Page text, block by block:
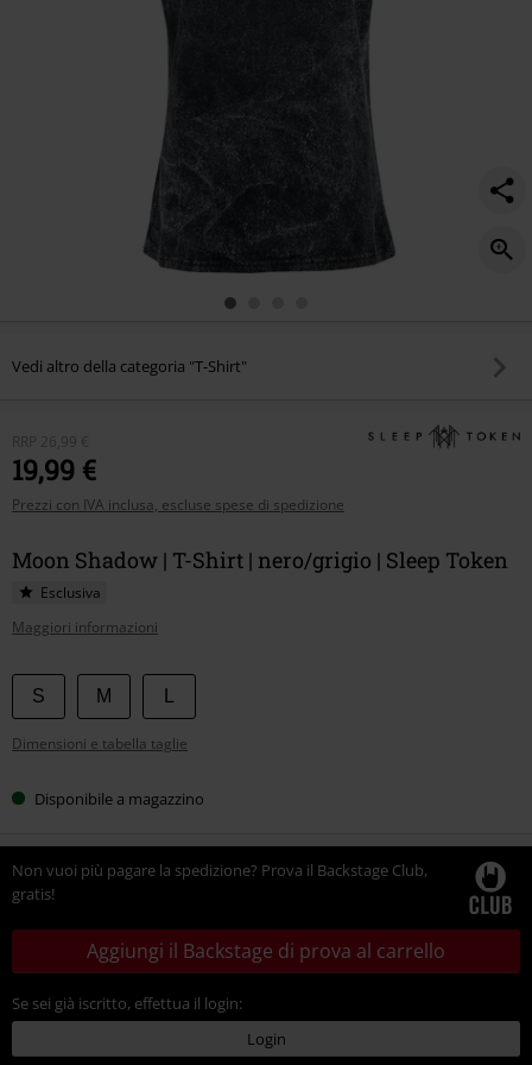
Vedi altro della categoria "T-Shirt"
RRP 26,99 €
19,99 €
Prezzi con IVA inclusa, escluse spese di spedizione
Moon Shadow | T-Shirt | nero/grigio | Sleep Token
Esclusiva
Maggiori informazioni
Scegli
la
tua
S M
Dimensioni e tabella taglie
Disponibile a magazzino
Non vuoi più pagare la spedizione? Prova il Backstage Club,
gratis!
Aggiungi il Backstage di prova al carrello
Se sei già iscritto, effettua il login:
Login